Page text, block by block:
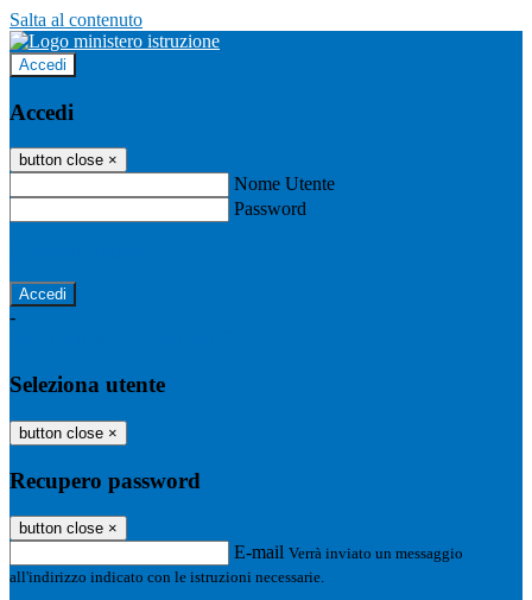
Salta al contenuto
Accedi
Accedi
button close ×
Nome Utente
Password
-
Seleziona utente
button close ×
Recupero password
button close ×
E-mail Verrà inviato un messaggio
all'indirizzo indicato con le istruzioni necessarie.